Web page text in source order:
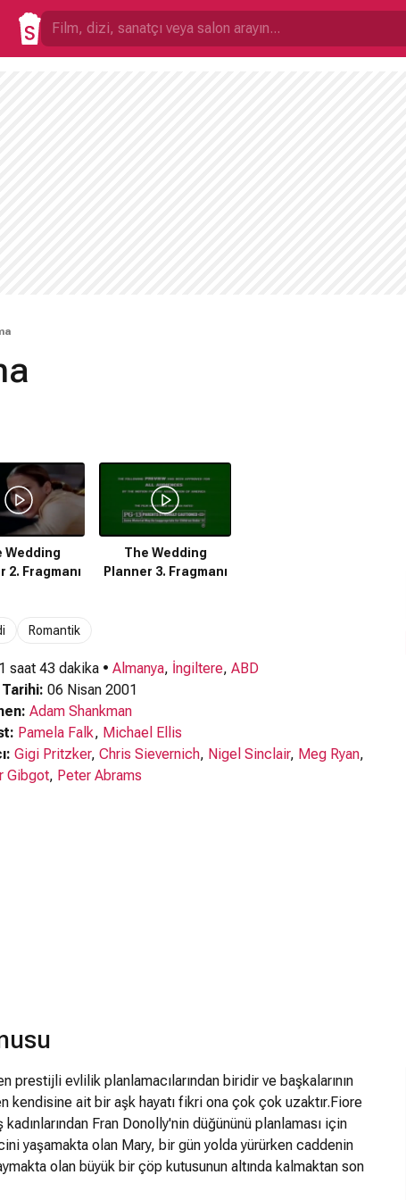
Wedding
2. Fragmanı
The Wedding
Planner 3. Fragmanı
Romantik
saat 43 dakika • Almanya, İngiltere, ABD
06 Nisan 2001
Adam Shankman
Pamela Falk, Michael Ellis
Gigi Pritzker, Chris Sievernich, Nigel Sinclair, Meg Ryan,
Gibgot, Peter Abrams
prestijli evlilik planlamacılarından biridir ve başkalarının
kendisine ait bir aşk hayatı fikri ona çok çok uzaktır.Fiore
Fran Donolly'nin düğününü planlaması için
yaşamakta olan Mary, bir gün yolda yürürken caddenin
olan büyük bir çöp kutusunun altında kalmaktan son
çöp kutusundan kurtaran yakışıklı Dr. Steve Edison'la